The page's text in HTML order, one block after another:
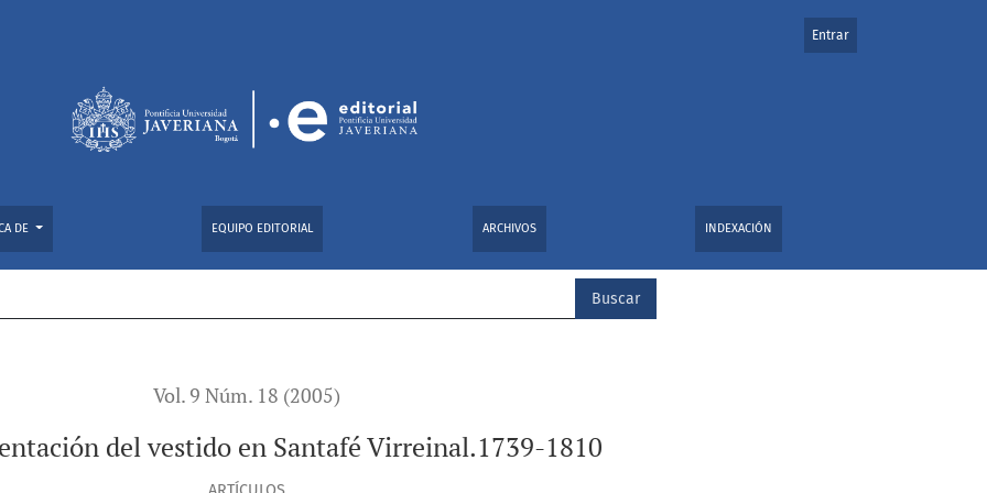
1810
DE EQUIPO EDITORIAL ARCHIVOS INDEXACIÓN
Entrar
Buscar
Vol. 9 Núm. 18 (2005)
del vestido en Santafé Virreinal.1739-1810